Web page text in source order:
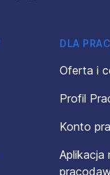
DLA
Oferta i
Profil
Konto
Aplikacja